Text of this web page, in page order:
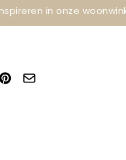
in onze